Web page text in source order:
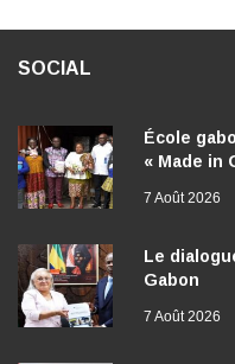
SOCIAL
École
« Made in
7 Août 2026
Le
Gabon
7 Août 2026